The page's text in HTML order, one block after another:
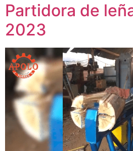
Partidora de
2023